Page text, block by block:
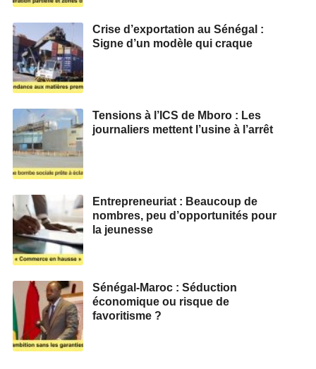
Crise d’exportation au Sénégal :
Signe d’un modèle qui craque
Tensions à l’ICS de Mboro : Les
journaliers mettent l’usine à l’arrêt
Entrepreneuriat : Beaucoup de
nombres, peu d’opportunités pour
la jeunesse
Sénégal-Maroc : Séduction
économique ou risque de
favoritisme ?